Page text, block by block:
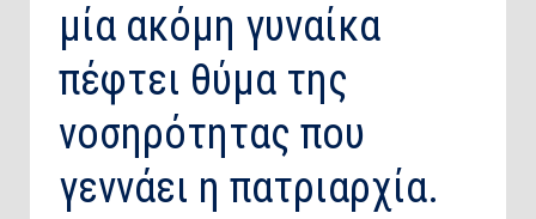
μία ακόμη γυναίκα
πέφτει θύμα της
νοσηρότητας που
γεννάει η πατριαρχία.